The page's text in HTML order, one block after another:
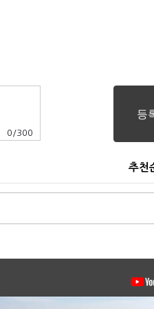
0 /300
추천